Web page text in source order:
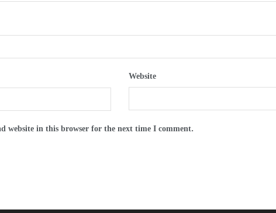
Website
website in this browser for the next time I comment.